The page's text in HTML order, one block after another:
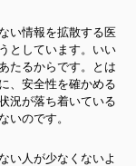
い情報を拡散する医
としています。いい
たるからです。とは
、安全性を確かめる
況が落ち着いている
いのです。
い人が少なくないよ